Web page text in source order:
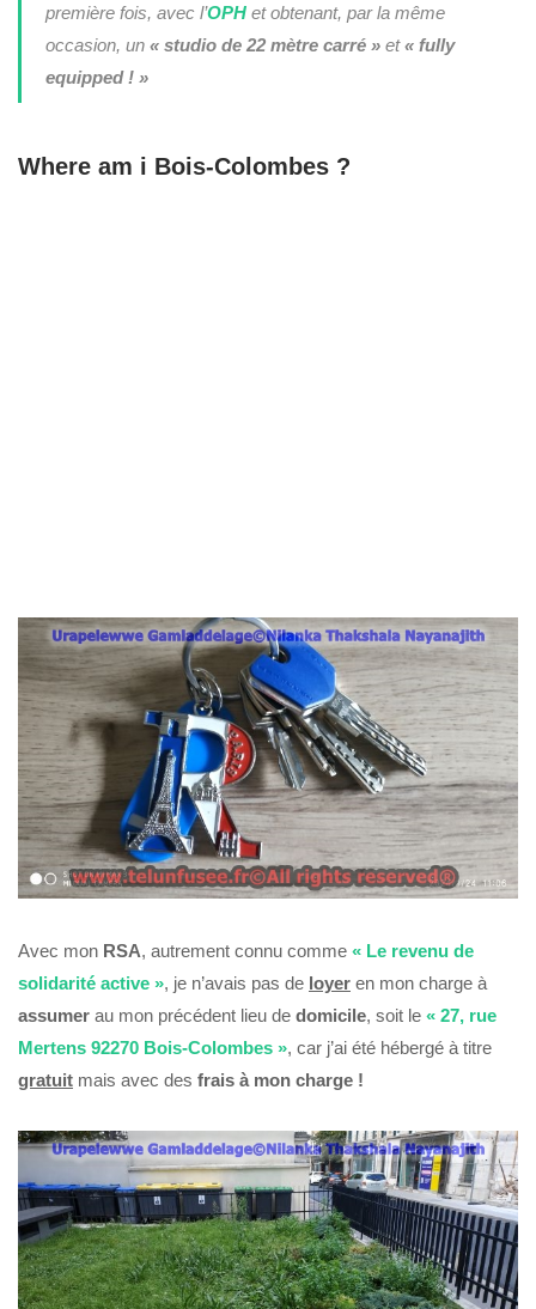
première fois, avec l’OPHet obtenant, par la même
occasion, un« studio de 22 mètre carré »et« fully
equipped ! »
Where am i Bois-Colombes ?
Avec mon RSA, autrement connu comme « Le revenu de
solidarité active », je n’avais pas de loyer en mon charge à
assumer au mon précédent lieu de domicile, soit le « 27, rue
Mertens 92270 Bois-Colombes », car j’ai été hébergé à titre
gratuit mais avec des frais à mon charge !